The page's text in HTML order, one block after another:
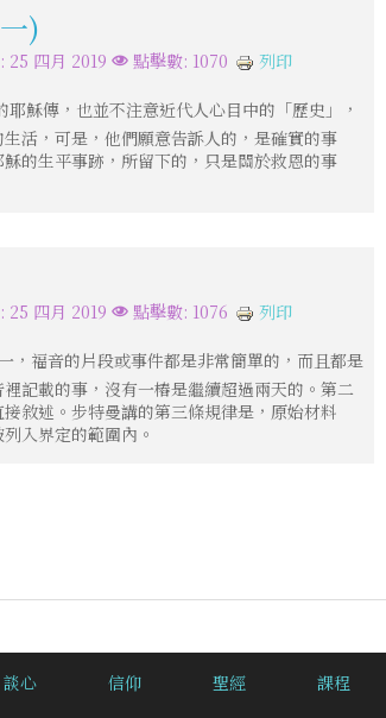
)
25 四月 2019 點擊數: 1070 列印
穌傳，也並不注意近代人心目中的「歷史」，
活，可是，他們願意告訴人的，是確實的事
的生平事跡，所留下的，只是關於救恩的事
25 四月 2019 點擊數: 1076 列印
，福音的片段或事件都是非常簡單的，而且都是
記載的事，沒有一樁是繼續超過兩天的。第二
敘述。步特曼講的第三條規律是，原始材料
入界定的範圍內。
談心 信仰 聖經 課程